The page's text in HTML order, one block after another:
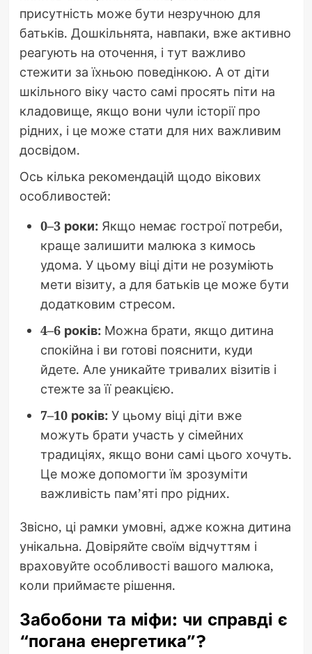
присутність може бути незручною для
батьків. Дошкільнята, навпаки, вже активно
реагують на оточення, і тут важливо
стежити за їхньою поведінкою. А от діти
шкільного віку часто самі просять піти на
кладовище, якщо вони чули історії про
рідних, і це може стати для них важливим
досвідом.
Ось кілька рекомендацій щодо вікових
особливостей:
0–3 роки:Якщо немає гострої потреби,
краще залишити малюка з кимось
удома. У цьому віці діти не розуміють
мети візиту, а для батьків це може бути
додатковим стресом.
4–6 років:Можна брати, якщо дитина
спокійна і ви готові пояснити, куди
йдете. Але уникайте тривалих візитів і
стежте за її реакцією.
7–10 років:У цьому віці діти вже
можуть брати участь у сімейних
традиціях, якщо вони самі цього хочуть.
Це може допомогти їм зрозуміти
важливість пам’яті про рідних.
Звісно, ці рамки умовні, адже кожна дитина
унікальна. Довіряйте своїм відчуттям і
враховуйте особливості вашого малюка,
коли приймаєте рішення.
Забобони та міфи: чи справді є
“погана енергетика”?